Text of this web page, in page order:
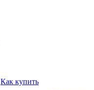
Как купить